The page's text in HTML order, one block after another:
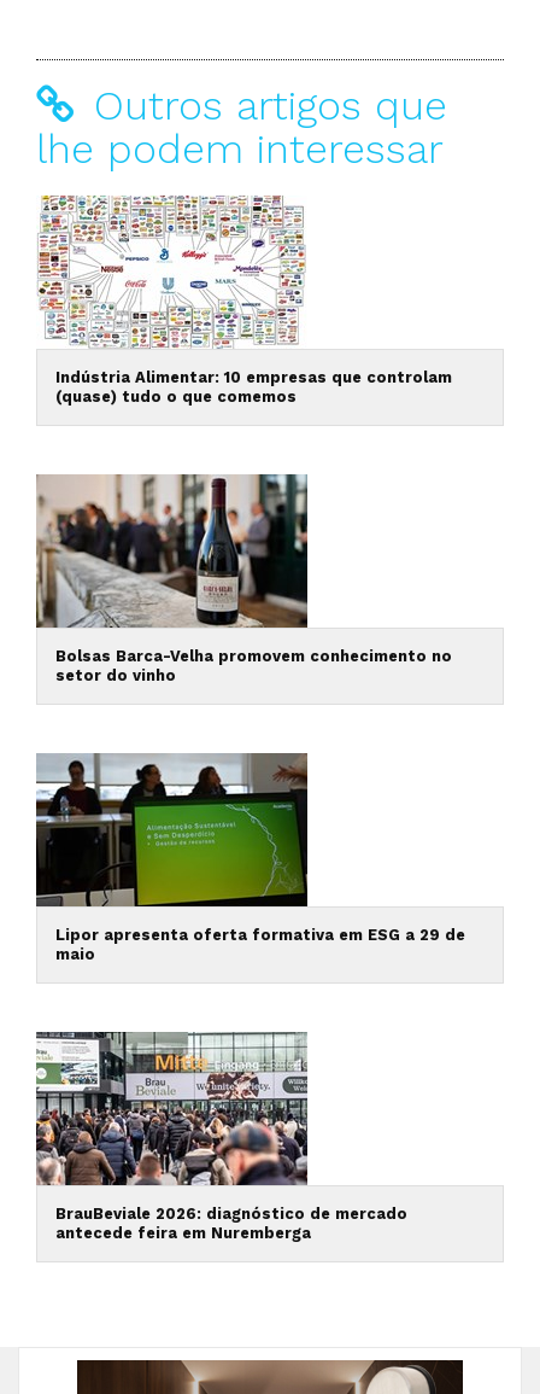
Outros artigos que
lhe podem interessar
Indústria Alimentar: 10 empresas que controlam
(quase) tudo o que comemos
Bolsas Barca-Velha promovem conhecimento no
setor do vinho
Lipor apresenta oferta formativa em ESG a 29 de
maio
BrauBeviale 2026: diagnóstico de mercado
antecede feira em Nuremberga